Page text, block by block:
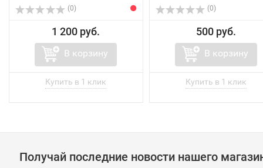
(0)
1 200 руб.
В корзину
(0)
500 руб.
В корзину
Получай последние новости нашего